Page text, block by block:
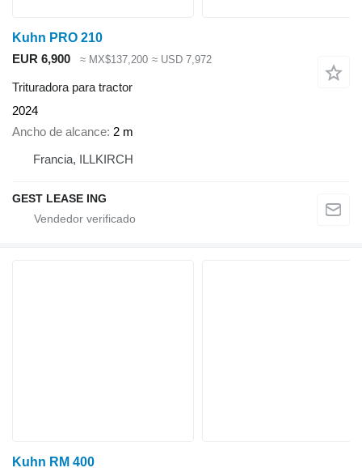
Kuhn PRO 210
EUR 6,900
≈ MX$137,200 ≈ USD 7,972
Trituradora para tractor
2024
Ancho de alcance 2 m
Francia, ILLKIRCH
GEST LEASE ING
Kuhn RM 400